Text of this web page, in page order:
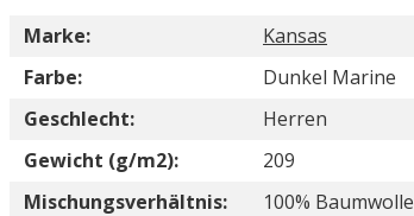
Marke:
Kansas
Farbe:
Dunkel Marine
Geschlecht:
Herren
Gewicht (g/m2):
209
Mischungsverhältnis:
100% Baumwolle